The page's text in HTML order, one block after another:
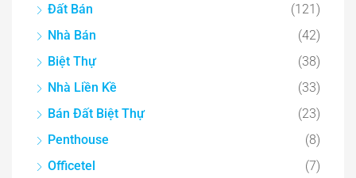
Đất Bán
(121)
Nhà Bán
(42)
Biệt Thự
(38)
Nhà Liền Kề
(33)
Bán Đất Biệt Thự
(23)
Penthouse
(8)
Officetel
(7)